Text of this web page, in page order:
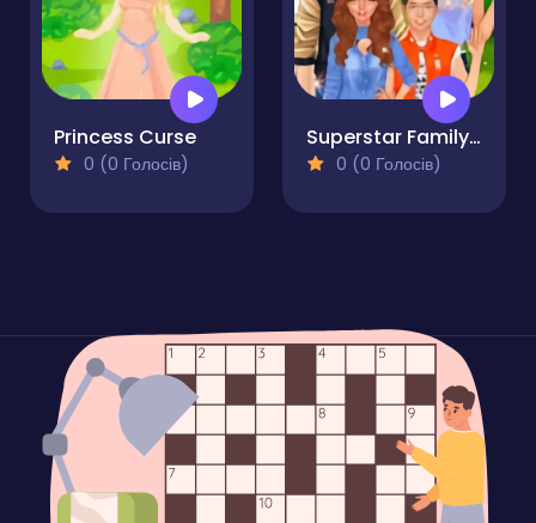
Princess Curse
0 (0 Голосів)
Superstar Family Dress Up Game
0 (0 Голосів)